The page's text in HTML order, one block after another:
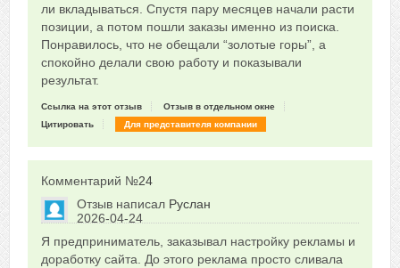
ли вкладываться. Спустя пару месяцев начали расти
позиции, а потом пошли заказы именно из поиска.
Понравилось, что не обещали “золотые горы”, а
спокойно делали свою работу и показывали
результат.
Ссылка на этот отзыв
Отзыв в отдельном окне
Цитировать
Для представителя компании
Комментарий №24
Отзыв написал Руслан
2026-04-24
0
Сказать друзьям об отзыве
Я предприниматель, заказывал настройку рекламы и
доработку сайта. До этого реклама просто сливала